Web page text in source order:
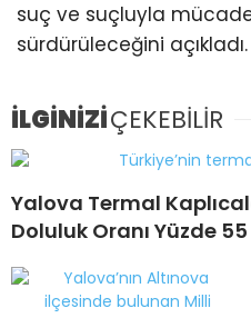
suç ve suçluyla
sürdürüleceğini açıkladı.
İLGİNİZİÇEKEBİLİR
Yalova Termal
Doluluk Oranı Yüzde